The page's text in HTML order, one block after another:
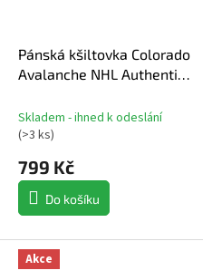
Pánská kšiltovka Colorado
Avalanche NHL Authentic
Snapback
Skladem - ihned k odeslání
(>3 ks)
799 Kč
Do košíku
Akce